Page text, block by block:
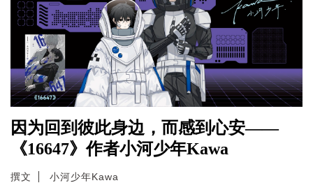
因为回到彼此身边，而感到心安——
《16647》作者小河少年Kawa
撰文 小河少年Kawa